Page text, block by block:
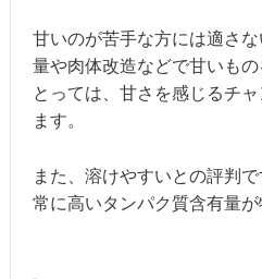
甘いのが苦手な方には適さ
量や肉体改造などで甘いも
とっては、甘さを感じるチ
ます。
また、溶けやすいとの評判
常に高いタンパク質含有量が